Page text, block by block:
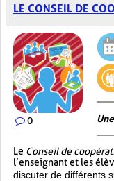
LE CONSEIL DE
0
Le Conseil de
l’enseignant et les
discuter de différents